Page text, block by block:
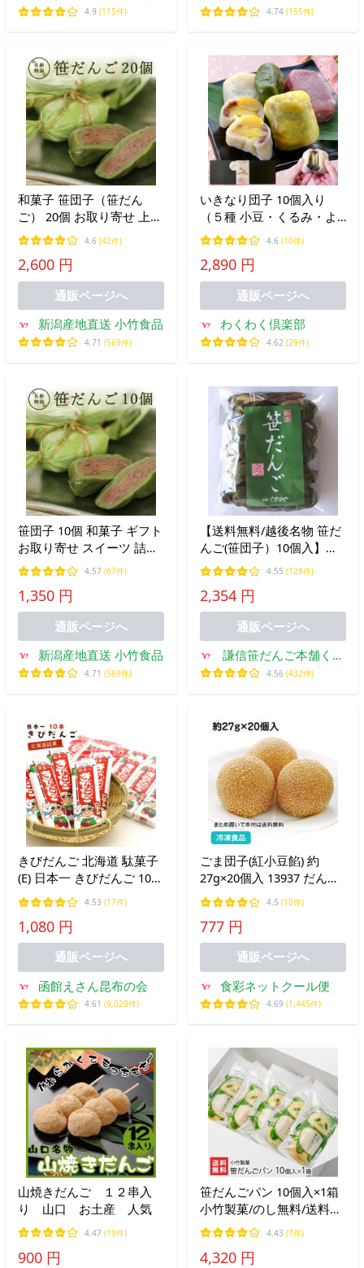
Yahoo!店
4.9 (115件) 4.74 (155件)
和菓子 笹団子（笹だん
ご） 20個 お取り寄せ 上生
菓子 新潟土産 冷凍・冷蔵
発送対応
4.6 (42件)
2,600 円
通販ページへ
新潟産地直送 小竹食品
4.71 (569件)
いきなり団子 10個入り
（５種 小豆・くるみ・よ
もぎ・紫芋・栗） 和菓子
送料無料(一部地域を除
く）ご挨拶 個包装 土産 挨
拶 お歳暮
4.6 (10件)
2,890 円
通販ページへ
わくわく倶楽部
4.62 (29件)
笹団子 10個 和菓子 ギフト
お取り寄せ スイーツ 詰め
合わせ 選べる温度帯 笹団
子
4.57 (67件)
1,350 円
通販ページへ
新潟産地直送 小竹食品
4.71 (569件)
【送料無料/越後名物 笹だ
んご(笹団子）10個入】普
通便商品 （翌日配達可能
地域限定品。北海道、中
国、四国、九州・沖縄など
への発送はご注文不可）
4.55 (128件)
2,354 円
通販ページへ
謙信笹だんご本舗くさ
のや
4.56 (432件)
きびだんご 北海道 駄菓子
(E) 日本一 きびだんご 10本
セット 個包装 天狗堂宝船
吉備団子 メール便 送料無
料 駄菓子
4.53 (17件)
1,080 円
通販ページへ
函館えさん昆布の会
4.61 (9,029件)
ごま団子(紅小豆餡) 約
27g×20個入 13937 だんご
胡麻団子 中華 揚げ菓子 甘
味 デザート パーティー ス
イーツ バレンタイン
4.5 (10件)
777 円
通販ページへ
食彩ネットクール便
4.69 (1,445件)
山焼きだんご １２串入
り 山口 お土産 人気
4.47 (19件)
900 円
笹だんごパン 10個入×1箱
小竹製菓/のし無料/送料無
料
4.43 (7件)
4,320 円